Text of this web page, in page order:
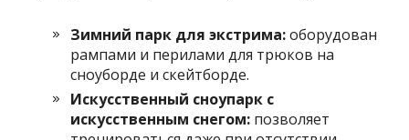
Зимний парк для экстрима:оборудован
рампами и перилами для трюков на
сноуборде и скейтборде.
Искусственный сноупарк с
искусственным снегом: позволяет